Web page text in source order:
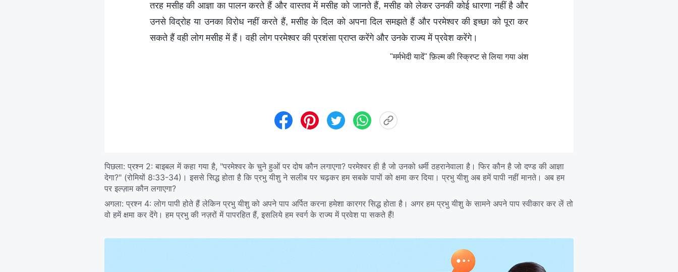
तरह मसीह की आज्ञा का पालन करते हैं और वास्तव में मसीह को जानते हैं, मसीह को लेकर उनकी कोई धारणा नहीं है और
उनसे विद्रोह या उनका विरोध नहीं करते हैं, मसीह के दिल को अपना दिल समझते हैं और परमेश्वर की इच्छा को पूरा कर
सकते हैं वही लोग मसीह में हैं। वही लोग परमेश्वर की प्रशंसा प्राप्त करेंगे और उनके राज्य में प्रवेश करेंगे।
"मर्मभेदी यादें" फ़िल्म की स्क्रिप्ट से लिया गया अंश
पिछला: प्रश्न 2: बाइबल में कहा गया है, "परमेश्वर के चुने हुओं पर दोष कौन लगाएगा? परमेश्‍वर ही है जो उनको धर्मी ठहरानेवाला है। फिर कौन है जो दण्ड की आज्ञा
देगा?" (रोमियों 8:33-34) । इससे सिद्ध होता है कि प्रभु यीशु ने सलीब पर चढ़कर हम सबके पापों को क्षमा कर दिया। प्रभु यीशु अब हमें पापी नहीं मानते। अब हम
पर इल्ज़ाम कौन लगाएगा?
अगला: प्रश्न 4: लोग पापी होते हैं लेकिन प्रभु यीशु को अपने पाप अर्पित करना हमेशा कारगर सिद्ध होता है। अगर हम प्रभु यीशु के सामने अपने पाप स्वीकार कर लें तो
वो हमें क्षमा कर देंगे। हम प्रभु की नज़रों में पापरहित हैं, इसलिये हम स्वर्ग के राज्य में प्रवेश पा सकते हैं!